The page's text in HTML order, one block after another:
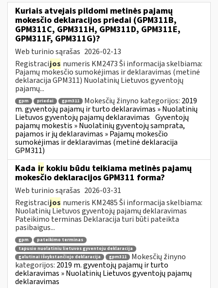
Kuriais atvejais pildomi metinės pajamų
mokesčio deklaracijos priedai (GPM311B,
GPM311C, GPM311H, GPM311D, GPM311E,
GPM311F, GPM311G)?
Web turinio sąrašas 2026-02-13
Registracijos numeris KM2473 Ši informacija skelbiama:
Pajamų mokesčio sumokėjimas ir deklaravimas (metinė
deklaracija GPM311) Nuolatinių Lietuvos gyventojų
pajamų...
gpm priedai gpm311 Mokesčių žinyno kategorijos: 2019
m. gyventojų pajamų ir turto deklaravimas » Nuolatinių
Lietuvos gyventojų pajamų deklaravimas Gyventojų
pajamų mokestis » Nuolatinių gyventojų samprata,
pajamos ir jų deklaravimas » Pajamų mokesčio
sumokėjimas ir deklaravimas (metinė deklaracija
GPM311)
Kada ir kokiu būdu teikiama metinės pajamų
mokesčio deklaracijos GPM311 forma?
Web turinio sąrašas 2026-03-31
Registracijos numeris KM2485 Ši informacija skelbiama:
Nuolatinių Lietuvos gyventojų pajamų deklaravimas
Pateikimo terminas Deklaracija turi būti pateikta
pasibaigus...
gpm
pateikimo terminas
tapusio nuolatiniu lietuvos gyventoju deklaracija
galutinai išvykstančiojo deklaracija
gpm311
Mokesčių žinyno
kategorijos: 2019 m. gyventojų pajamų ir turto
deklaravimas » Nuolatinių Lietuvos gyventojų pajamų
deklaravimas